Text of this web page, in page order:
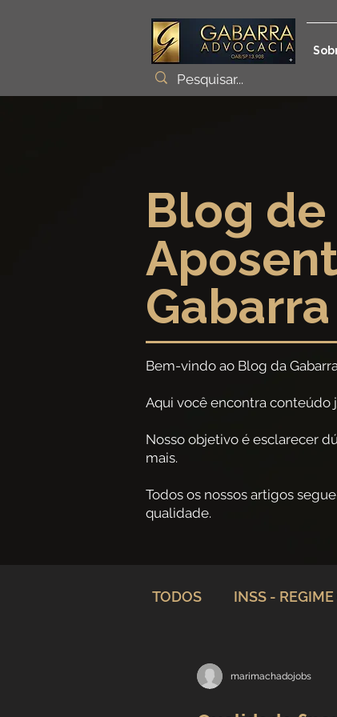
Blog
Bem-vindo ao Blog da
Aqui você encontra conteúdo
Nosso objetivo é esclarecer
mais.
Todos os nossos artigos
qualidade.
TODOS INSS -
Planejamento
marimachadojobs